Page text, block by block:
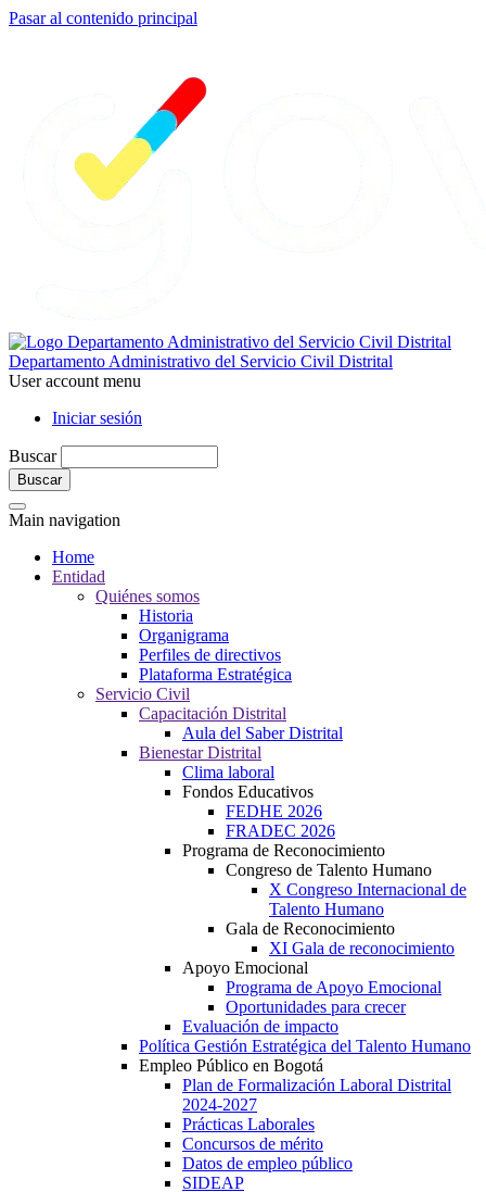
Pasar al contenido principal
Departamento Administrativo del Servicio Civil Distrital
User account menu
Iniciar sesión
Buscar
Main navigation
Home
Entidad
Quiénes somos
Historia
Organigrama
Perfiles de directivos
Plataforma Estratégica
Servicio Civil
Capacitación Distrital
Aula del Saber Distrital
Bienestar Distrital
Clima laboral
Fondos Educativos
FEDHE 2026
FRADEC 2026
Programa de Reconocimiento
Congreso de Talento Humano
X Congreso Internacional de
Talento Humano
Gala de Reconocimiento
XI Gala de reconocimiento
Apoyo Emocional
Programa de Apoyo Emocional
Oportunidades para crecer
Evaluación de impacto
Política Gestión Estratégica del Talento Humano
Empleo Público en Bogotá
Plan de Formalización Laboral Distrital
2024-2027
Prácticas Laborales
Concursos de mérito
Datos de empleo público
SIDEAP